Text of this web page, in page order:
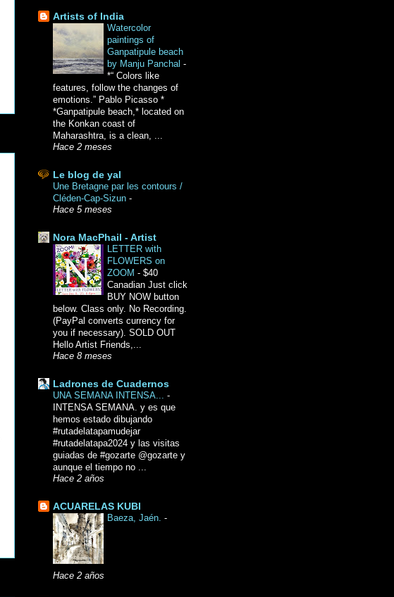
Artists of India
Watercolor
paintings of
Ganpatipule beach
by Manju Panchal -
*“ Colors like
features, follow the changes of
emotions.” Pablo Picasso *
*Ganpatipule beach,* located on
the Konkan coast of
Maharashtra, is a clean, ...
Hace 2 meses
Le blog de yal
Une Bretagne par les contours /
Cléden-Cap-Sizun -
Hace 5 meses
Nora MacPhail - Artist
LETTER with
FLOWERS on
ZOOM - $40
Canadian Just click
BUY NOW button
below. Class only. No Recording.
(PayPal converts currency for
you if necessary). SOLD OUT
Hello Artist Friends,...
Hace 8 meses
Ladrones de Cuadernos
UNA SEMANA INTENSA... -
INTENSA SEMANA. y es que
hemos estado dibujando
#rutadelatapamudejar
#rutadelatapa2024 y las visitas
guiadas de #gozarte @gozarte y
aunque el tiempo no ...
Hace 2 años
ACUARELAS KUBI
Baeza, Jaén. -
Hace 2 años